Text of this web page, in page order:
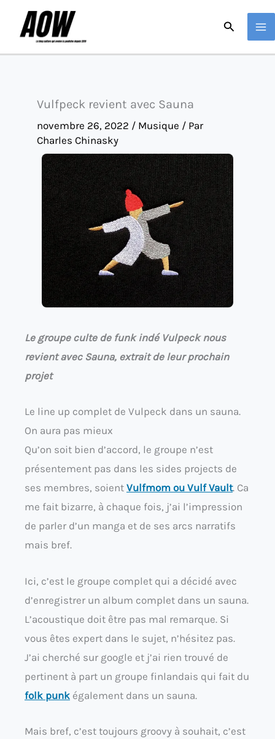
Vulfpeck revient avec Sauna
novembre 26, 2022 / Musique / Par
Charles Chinasky
Le groupe culte de funk indé Vulpeck nous
revient avec Sauna, extrait de leur prochain
projet
Le line up complet de Vulpeck dans un sauna.
On aura pas mieux
Qu’on soit bien d’accord, le groupe n’est
présentement pas dans les sides projects de
ses membres, soient Vulfmom ou Vulf Vault. Ca
me fait bizarre, à chaque fois, j’ai l’impression
de parler d’un manga et de ses arcs narratifs
mais bref.
Ici, c’est le groupe complet qui a décidé avec
d’enregistrer un album complet dans un sauna.
L’acoustique doit être pas mal remarque. Si
vous êtes expert dans le sujet, n’hésitez pas.
J’ai cherché sur google et j’ai rien trouvé de
pertinent à part un groupe finlandais qui fait du
folk punk également dans un sauna.
Mais bref, c’est toujours groovy à souhait, c’est